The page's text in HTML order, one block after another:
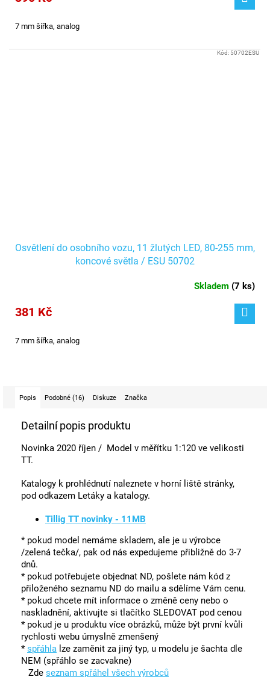
7 mm šířka, analog
Osvětlení do osobního vozu, 11 žlutých LED, 80-255 mm,
koncové světla / ESU 50702
Skladem (7 ks)
381 Kč
7 mm šířka, analog
Kód: 50702ESU
Popis Podobné (16) Diskuze Značka
Detailní popis produktu
Novinka 2020 říjen / Model v měřítku 1:120 ve velikosti
TT.
Katalogy k prohlédnutí naleznete v horní liště stránky,
pod odkazem Letáky a katalogy.
Tillig TT novinky - 11MB
* pokud model nemáme skladem, ale je u výrobce
/zelená tečka/, pak od nás expedujeme přibližně do 3-7
dnů.
* pokud potřebujete objednat ND, pošlete nám kód z
přiloženého seznamu ND do mailu a sdělíme Vám cenu.
* pokud chcete mít informace o změně ceny nebo o
naskladnění, aktivujte si tlačítko SLEDOVAT pod cenou
* pokud je u produktu více obrázků, může být první kvůli
rychlosti webu úmyslně zmenšený
*spřáhla lze zaměnit za jiný typ, u modelu je šachta dle
NEM (spřáhlo se zacvakne)
Zde seznam spřáhel všech výrobců